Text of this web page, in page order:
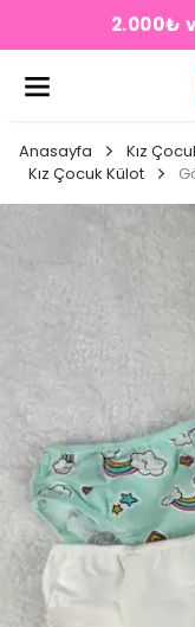
2.000₺
Anasayfa Kız
Kız Çocuk Külot